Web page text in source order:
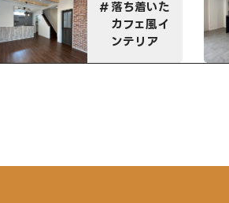
た
イ
ドなアイラ
ンドキッチ